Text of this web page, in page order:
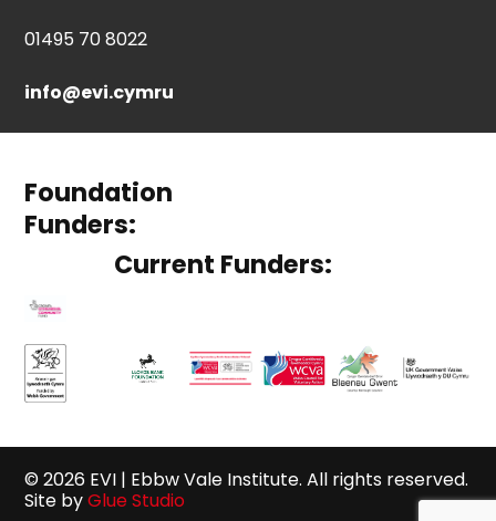
01495 70 8022
info@evi.cymru
Foundation
Funders:
Current Funders:
© 2026 EVI | Ebbw Vale Institute. All rights reserved.
Site byGlue Studio